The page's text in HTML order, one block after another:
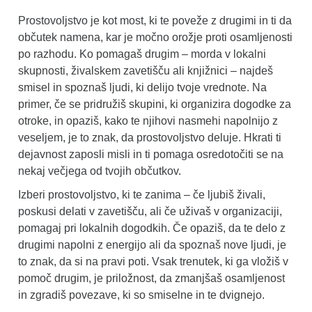
Prostovoljstvo je kot most, ki te poveže z drugimi in ti da
občutek namena, kar je močno orožje proti osamljenosti
po razhodu. Ko pomagaš drugim – morda v lokalni
skupnosti, živalskem zavetišču ali knjižnici – najdeš
smisel in spoznaš ljudi, ki delijo tvoje vrednote. Na
primer, če se pridružiš skupini, ki organizira dogodke za
otroke, in opaziš, kako te njihovi nasmehi napolnijo z
veseljem, je to znak, da prostovoljstvo deluje. Hkrati ti
dejavnost zaposli misli in ti pomaga osredotočiti se na
nekaj večjega od tvojih občutkov.
Izberi prostovoljstvo, ki te zanima – če ljubiš živali,
poskusi delati v zavetišču, ali če uživaš v organizaciji,
pomagaj pri lokalnih dogodkih. Če opaziš, da te delo z
drugimi napolni z energijo ali da spoznaš nove ljudi, je
to znak, da si na pravi poti. Vsak trenutek, ki ga vložiš v
pomoč drugim, je priložnost, da zmanjšaš osamljenost
in zgradiš povezave, ki so smiselne in te dvignejo.